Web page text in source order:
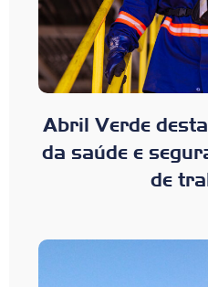
Abril Verde
da saúde e
de